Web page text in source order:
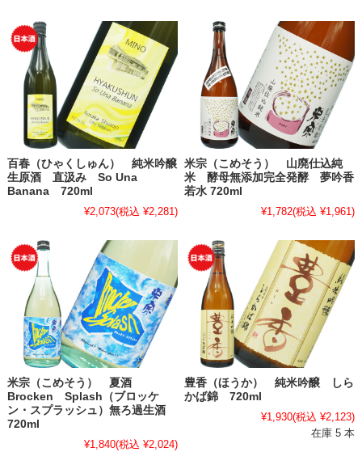
百春（ひゃくしゅん） 純米吟醸
生原酒 直汲み So Una
Banana 720ml
¥2,073(税込 ¥2,281)
米宗（こめそう） 山廃仕込純
米 酵母無添加完全発酵 夢吟香
若水 720ml
¥1,782(税込 ¥1,961)
米宗（こめそう） 夏酒
Brocken Splash（ブロッケ
ン・スプラッシュ）無ろ過生酒
720ml
¥1,840(税込 ¥2,024)
豊香（ほうか） 純米吟醸 しら
かば錦 720ml
¥1,930(税込 ¥2,123)
在庫 5 本